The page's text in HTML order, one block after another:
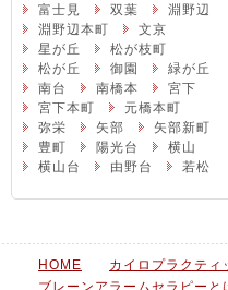
富士見
双葉
淵野辺
淵野辺本町
文京
星が丘
松が枝町
松が丘
御園
緑が丘
南台
南橋本
宮下
宮下本町
元橋本町
弥栄
矢部
矢部新町
豊町
陽光台
横山
横山台
由野台 若松
HOME
カイロプラクティ